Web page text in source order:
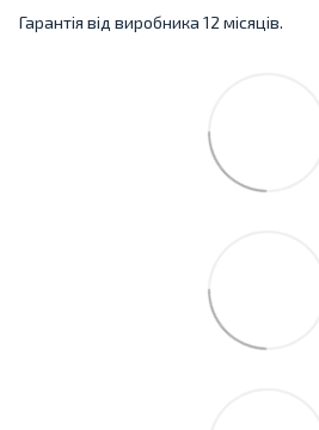
Гарантія від виробника 12 місяців.